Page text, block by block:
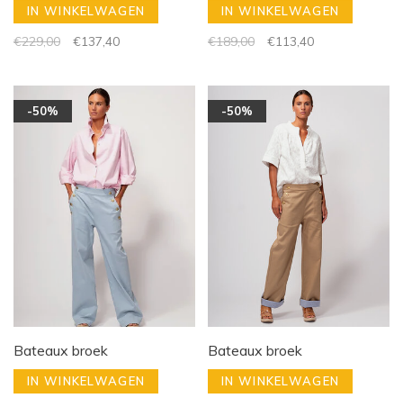
IN WINKELWAGEN
€229,00 €137,40
IN WINKELWAGEN
€189,00 €113,40
-50%
Bateaux broek
IN WINKELWAGEN
-50%
Bateaux broek
IN WINKELWAGEN